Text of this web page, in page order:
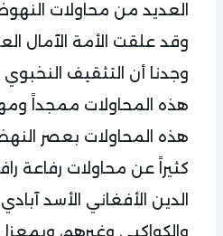
العديد من محاولات
وقد علقت الأمة الآمال
وجدنا أن التثقيف
هذه المحاولات ممجداً
هذه المحاولات بعصر
كثيراً عن محاولات رفاعة
الدين الأفغاني الأسد
والكواكبي وغيرهم،